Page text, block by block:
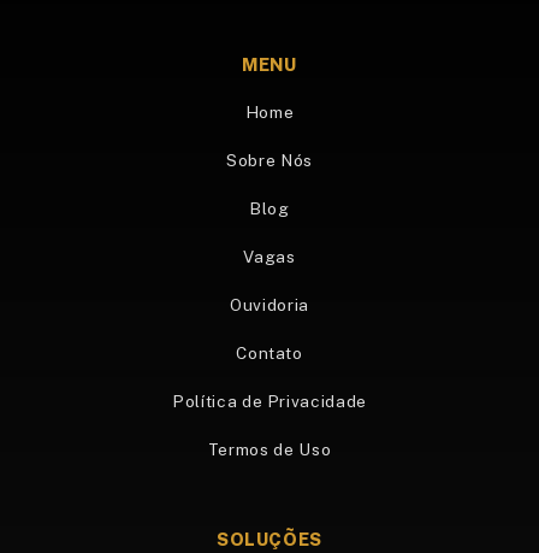
MENU
Home
Sobre Nós
Blog
Vagas
Ouvidoria
Contato
Política de Privacidade
Termos de Uso
SOLUÇÕES